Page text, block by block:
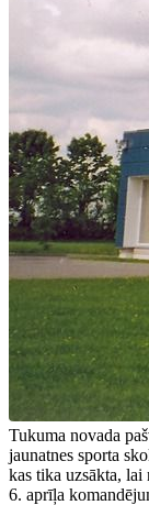
Tukuma novada
jaunatnes sporta
kas tika uzsākta, lai
6. aprīļa